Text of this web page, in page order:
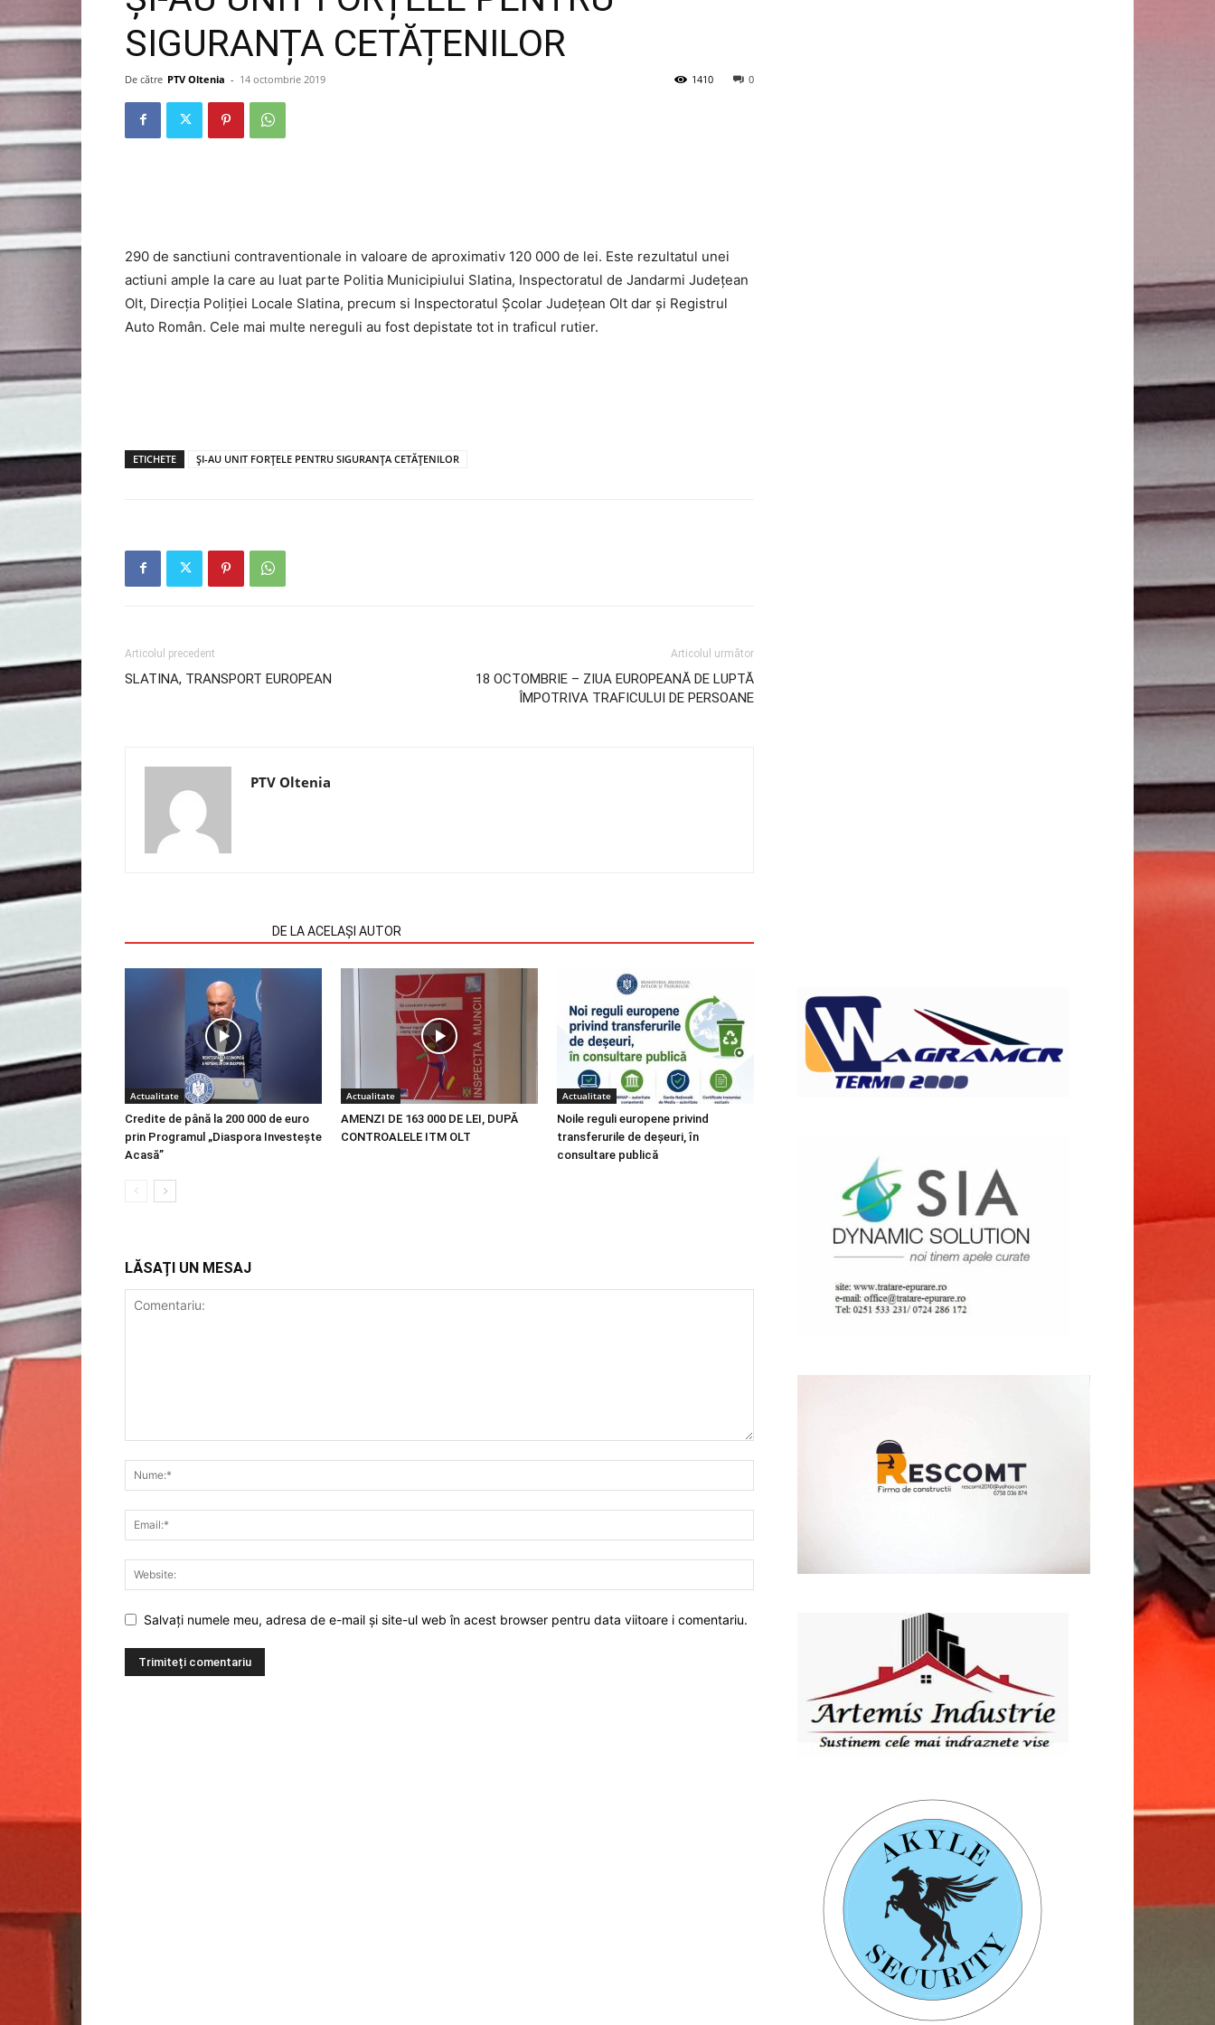
SIGURANȚA CETĂȚENILOR
De către PTV Oltenia - 14 octombrie 2019 0
1410
290 de sanctiuni contraventionale in valoare de aproximativ 120 000 de lei. Este rezultatul unei
actiuni ample la care au luat parte Politia Municipiului Slatina, Inspectoratul de Jandarmi Județean
Olt, Direcția Poliției Locale Slatina, precum si Inspectoratul Școlar Județean Olt dar și Registrul
Auto Român. Cele mai multe nereguli au fost depistate tot in traficul rutier.
ETICHETE ȘI-AU UNIT FORȚELE PENTRU SIGURANȚA CETĂȚENILOR
Articolul precedent
SLATINA, TRANSPORT EUROPEAN
Articolul următor
18 OCTOMBRIE – ZIUA EUROPEANĂ DE LUPTĂ
ÎMPOTRIVA TRAFICULUI DE PERSOANE
PTV Oltenia
DE LA ACELAȘI AUTOR
Actualitate
Credite de până la 200 000 de euro
prin Programul „Diaspora Investește
Acasă”
Actualitate
AMENZI DE 163 000 DE LEI, DUPĂ
CONTROALELE ITM OLT
Actualitate
Noile reguli europene privind
transferurile de deșeuri, în
consultare publică
LĂSAȚI UN MESAJ
Salvați numele meu, adresa de e-mail și site-ul web în acest browser pentru data viitoare i comentariu.